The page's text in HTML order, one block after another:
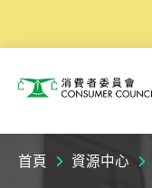
消費者委員會
首頁 資源中心